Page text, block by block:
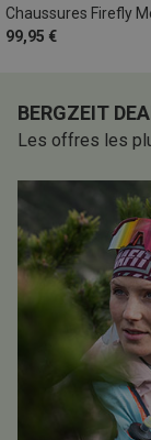
Chaussures Firefly
99,95 €
BERGZEIT
Les offres les